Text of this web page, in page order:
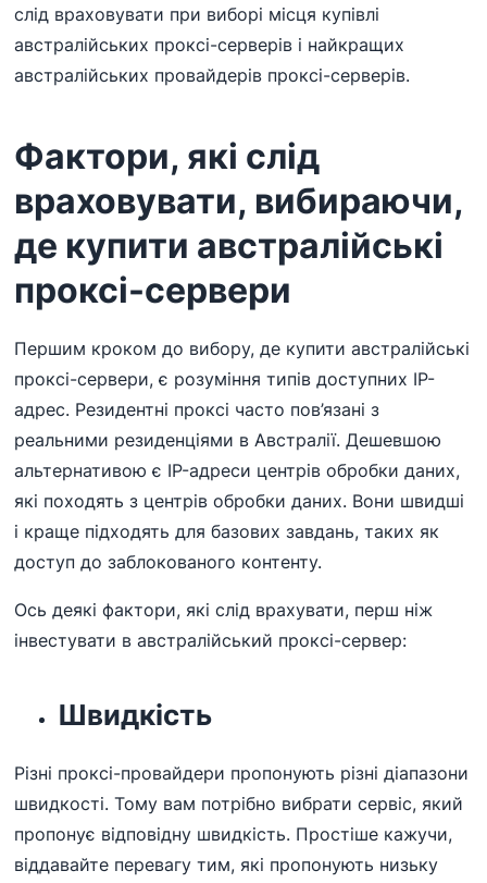
слід враховувати при виборі місця купівлі
австралійських проксі-серверів і найкращих
австралійських провайдерів проксі-серверів.
Фактори, які слід
враховувати, вибираючи,
де купити австралійські
проксі-сервери
Першим кроком до вибору, де купити австралійські
проксі-сервери, є розуміння типів доступних IP-
адрес. Резидентні проксі часто пов’язані з
реальними резиденціями в Австралії. Дешевшою
альтернативою є IP-адреси центрів обробки даних,
які походять з центрів обробки даних. Вони швидші
і краще підходять для базових завдань, таких як
доступ до заблокованого контенту.
Ось деякі фактори, які слід врахувати, перш ніж
інвестувати в австралійський проксі-сервер:
Швидкість
Різні проксі-провайдери пропонують різні діапазони
швидкості. Тому вам потрібно вибрати сервіс, який
пропонує відповідну швидкість. Простіше кажучи,
віддавайте перевагу тим, які пропонують низьку